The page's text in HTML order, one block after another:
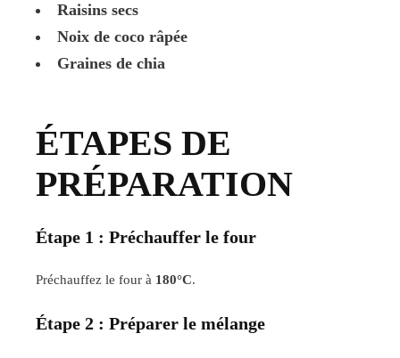
Raisins secs
Noix de coco râpée
Graines de chia
ÉTAPES DE
PRÉPARATION
Étape 1 : Préchauffer le four
Préchauffez le four à 180°C.
Étape 2 : Préparer le mélange